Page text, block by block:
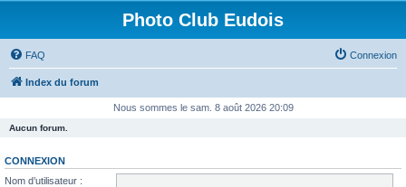
Photo Club Eudois
FAQ Connexion
Index du forum
Nous sommes le sam. 8 août 2026 20:09
Aucun forum.
CONNEXION
Nom d’utilisateur :